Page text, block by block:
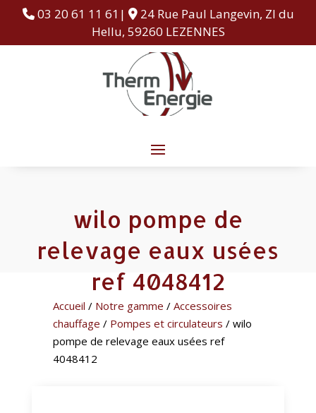
03 20 61 11 61|
24 Rue Paul Langevin, ZI du
Hellu, 59260 LEZENNES
wilo pompe de
relevage eaux usées
ref 4048412
Accueil / Notre gamme / Accessoires
chauffage / Pompes et circulateurs / wilo
pompe de relevage eaux usées ref
4048412